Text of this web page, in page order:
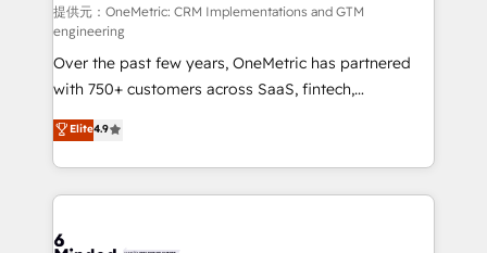
turn innovation into real impact. 🌍 Highlights •
HubSpot Partner since 2012 • 2022 EMEA Impact
Award: Best Integration • 150+ successful HubSpot
projects • Clients in 30+ industries • Proprietary
technology for integrations • Multilingual team:
English, Spanish, Portuguese & Italian 👉 Grow
smarter with AI and HubSpot.
提供元：OneMetric: CRM Implementations and GTM
engineering
Over the past few years, OneMetric has partnered
with 750+ customers across SaaS, fintech,
healthcare, real estate, and other industries. With
150+ HubSpot-certified experts, we deliver scalable
solutions to complex GTM and RevOps challenges.
Our Expertise 🔹 Onboarding & Implementation:
tailored to your GTM motion. 🔹 Migrations:
Elite4.9